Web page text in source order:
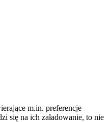
m.in. preferencje
się na ich załadowanie, to nie